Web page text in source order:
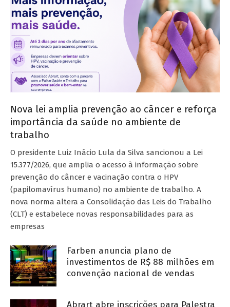
Nova lei amplia prevenção ao câncer e reforça
importância da saúde no ambiente de
trabalho
O presidente Luiz Inácio Lula da Silva sancionou a Lei
15.377/2026, que amplia o acesso à informação sobre
prevenção do câncer e vacinação contra o HPV
(papilomavírus humano) no ambiente de trabalho. A
nova norma altera a Consolidação das Leis do Trabalho
(CLT) e estabelece novas responsabilidades para as
empresas
Farben anuncia plano de
investimentos de R$ 88 milhões em
convenção nacional de vendas